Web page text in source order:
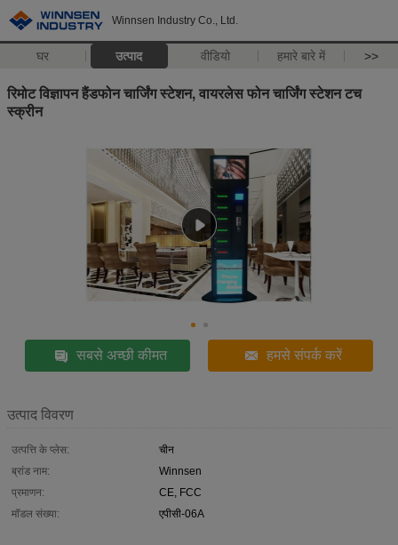
Winnsen Industry Co., Ltd.
घर उत्पाद वीडियो हमारे बारे में >>
रिमोट विज्ञापन हैंडफोन चार्जिंग स्टेशन, वायरलेस फोन चार्जिंग स्टेशन टच
स्क्रीन
सबसे अच्छी कीमत हमसे संपर्क करें
उत्पाद विवरण
उत्पत्ति के प्लेस:
चीन
ब्रांड नाम:
Winnsen
प्रमाणन:
CE, FCC
मॉडल संख्या:
एपीसी-06A